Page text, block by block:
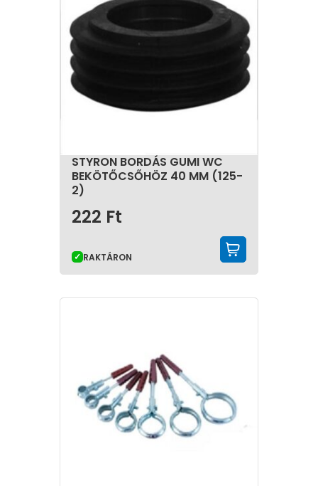
STYRON BORDÁS GUMI WC
BEKÖTŐCSŐHÖZ 40 MM (125-
2)
222 Ft
RAKTÁRON